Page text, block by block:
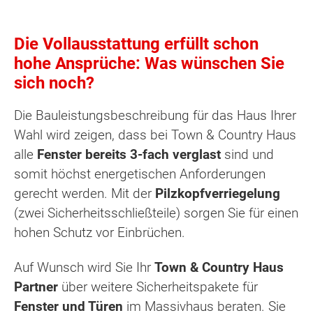
Die Vollausstattung erfüllt schon
hohe Ansprüche: Was wünschen Sie
sich noch?
Die Bauleistungsbeschreibung für das Haus Ihrer
Wahl wird zeigen, dass bei Town & Country Haus
alle Fenster bereits 3-fach verglast sind und
somit höchst energetischen Anforderungen
gerecht werden. Mit der Pilzkopfverriegelung
(zwei Sicherheitsschließteile) sorgen Sie für einen
hohen Schutz vor Einbrüchen.
Auf Wunsch wird Sie Ihr Town & Country Haus
Partner über weitere Sicherheitspakete für
Fenster und Türen im Massivhaus beraten. Sie